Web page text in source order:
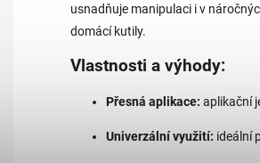
usnadňuje manipulaci i v
domácí kutily.
Vlastnosti a výhody:
Přesná aplikace: aplikační
Univerzální využití: ideální